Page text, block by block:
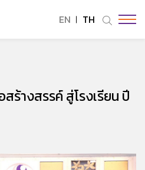
EN TH
ร้างสรรค์ สู่โรงเรียน ปี